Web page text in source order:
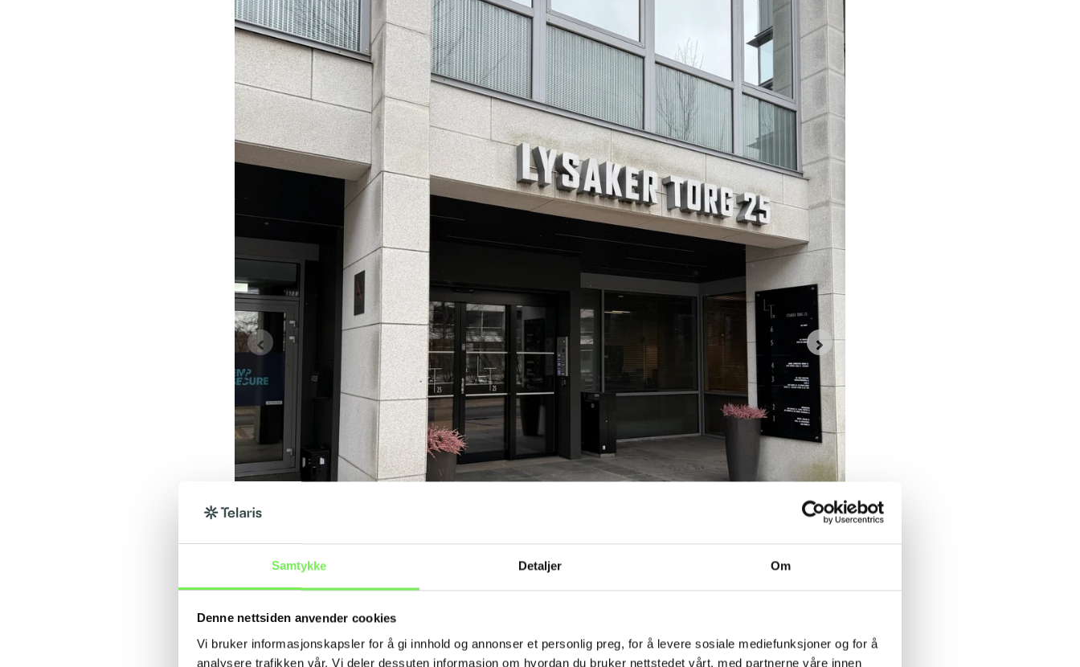
Samtykke Detaljer Om
Denne nettsiden anvender cookies
Vi bruker informasjonskapsler for å gi innhold og annonser et personlig preg, for å levere sosiale mediefunksjoner og for å
analysere trafikken vår. Vi deler dessuten informasjon om hvordan du bruker nettstedet vårt, med partnerne våre innen